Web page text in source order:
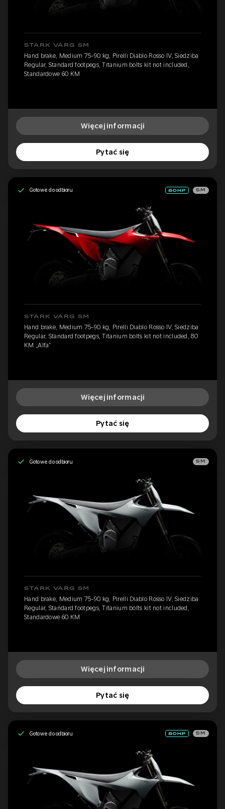
STARK VARG SM
Hand brake, Medium 75-90 kg, Pirelli Diablo Rosso IV, Siedziba
Regular, Standard footpegs, Titanium bolts kit not included,
Standardowe 60 KM
Więcej informacji
Pytać się
Gotowe do odbioru SM
STARK VARG SM
Hand brake, Medium 75-90 kg, Pirelli Diablo Rosso IV, Siedziba
Regular, Standard footpegs, Titanium bolts kit not included, 80
KM „Alfa”
Więcej informacji
Pytać się
Gotowe do odbioru SM
STARK VARG SM
Hand brake, Medium 75-90 kg, Pirelli Diablo Rosso IV, Siedziba
Regular, Standard footpegs, Titanium bolts kit not included,
Standardowe 60 KM
Więcej informacji
Pytać się
Gotowe do odbioru SM